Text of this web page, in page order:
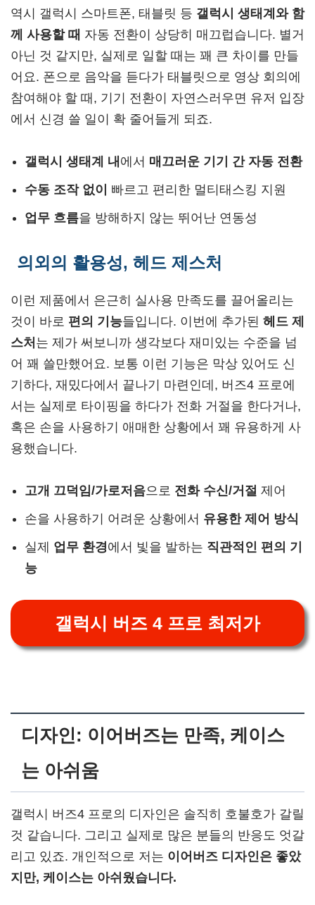
역시 갤럭시 스마트폰, 태블릿 등 갤럭시 생태계와 함
께 사용할 때 자동 전환이 상당히 매끄럽습니다. 별거
아닌 것 같지만, 실제로 일할 때는 꽤 큰 차이를 만들
어요. 폰으로 음악을 듣다가 태블릿으로 영상 회의에
참여해야 할 때, 기기 전환이 자연스러우면 유저 입장
에서 신경 쓸 일이 확 줄어들게 되죠.
갤럭시 생태계 내 에서 매끄러운 기기 간 자동 전환
수동 조작 없이
빠르고 편리한 멀티태스킹 지원
업무 흐름을 방해하지 않는 뛰어난 연동성
의외의 활용성, 헤드 제스처
이런 제품에서 은근히 실사용 만족도를 끌어올리는
것이 바로 편의 기능들입니다. 이번에 추가된 헤드 제
스처 는 제가 써보니까 생각보다 재미있는 수준을 넘
어 꽤 쓸만했어요. 보통 이런 기능은 막상 있어도 신
기하다, 재밌다에서 끝나기 마련인데, 버즈4 프로에
서는 실제로 타이핑을 하다가 전화 거절을 한다거나,
혹은 손을 사용하기 애매한 상황에서 꽤 유용하게 사
용했습니다.
고개 끄덕임/가로저음으로 전화 수신/거절 제어
손을 사용하기 어려운 상황에서 유용한 제어 방식
실제 업무 환경에서 빛을 발하는 직관적인 편의 기
능
갤럭시 버즈 4 프로 최저가
디자인: 이어버즈는 만족, 케이스
는 아쉬움
갤럭시 버즈4 프로의 디자인은 솔직히 호불호가 갈릴
것 같습니다. 그리고 실제로 많은 분들의 반응도 엇갈
리고 있죠. 개인적으로 저는 이어버즈 디자인은 좋았
지만, 케이스는 아쉬웠습니다.